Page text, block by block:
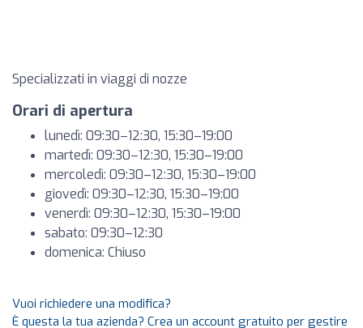
Specializzati in viaggi di nozze
Orari di apertura
lunedì: 09:30–12:30, 15:30–19:00
martedì: 09:30–12:30, 15:30–19:00
mercoledì: 09:30–12:30, 15:30–19:00
giovedì: 09:30–12:30, 15:30–19:00
venerdì: 09:30–12:30, 15:30–19:00
sabato: 09:30–12:30
domenica: Chiuso
Vuoi richiedere una modifica?
È questa la tua azienda? Crea un account gratuito per gestire